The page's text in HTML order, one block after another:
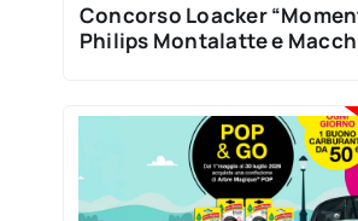
Concorso Loacker
Philips Montalatte e